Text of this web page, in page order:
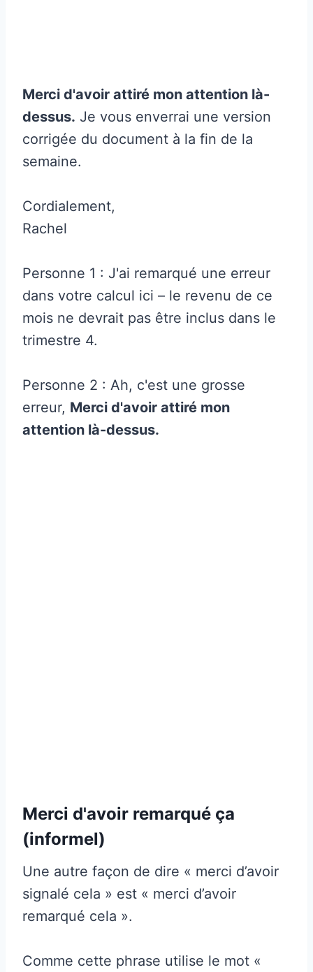
Merci d'avoir attiré mon attention là-
dessus. Je vous enverrai une version
corrigée du document à la fin de la
semaine.
Cordialement,
Rachel
Personne 1 : J'ai remarqué une erreur
dans votre calcul ici – le revenu de ce
mois ne devrait pas être inclus dans le
trimestre 4.
Personne 2 : Ah, c'est une grosse
erreur, Merci d'avoir attiré mon
attention là-dessus.
Merci d'avoir remarqué ça
(informel)
Une autre façon de dire « merci d’avoir
signalé cela » est « merci d’avoir
remarqué cela ».
Comme cette phrase utilise le mot «